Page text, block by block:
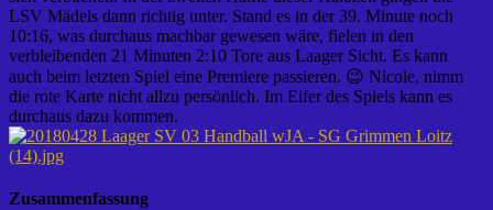
LSV Mädels dann richtig unter. Stand es in der 39. Minute noch
10:16, was durchaus machbar gewesen wäre, fielen in den
verbleibenden 21 Minuten 2:10 Tore aus Laager Sicht. Es kann
auch beim letzten Spiel eine Premiere passieren. 😉 Nicole, nimm
die rote Karte nicht allzu persönlich. Im Eifer des Spiels kann es
durchaus dazu kommen.
Zusammenfassung